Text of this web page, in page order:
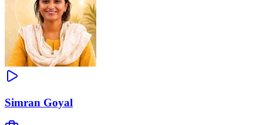
Simran Goyal